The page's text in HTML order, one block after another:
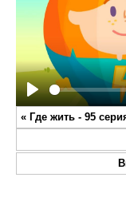
Play
« Где жить - 95